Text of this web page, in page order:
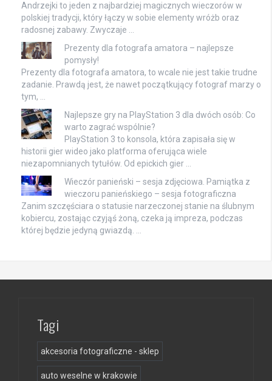
Andrzejki to jeden z najbardziej magicznych wieczorów w
polskiej tradycji, który łączy w sobie elementy wróżb oraz
radosnej zabawy. Zwyczaje …
Prezenty dla fotografa amatora – najlepsze
pomysły!
Prezenty dla fotografa amatora, to wcale nie jest takie trudne
zadanie. Prawdą jest, że nawet początkujący fotograf marzy o
tym, …
Najlepsze gry na PlayStation 3 dla dwóch osób: Co
warto zagrać wspólnie?
PlayStation 3 to konsola, która zapisała się w
historii gier wideo jako platforma oferująca wiele
niezapomnianych tytułów. Od epickich gier …
Wieczór panieński – sesja zdjęciowa. Pamiątka z
wieczoru panieńskiego – sesja fotograficzna
Zanim szczęściara o statusie narzeczonej stanie na ślubnym
kobiercu, zostając czyjąś żoną, czeka ją impreza, podczas
której będzie jedyną gwiazdą. …
Tagi
akcesoria fotograficzne - sklep
auto weselne w krakowie